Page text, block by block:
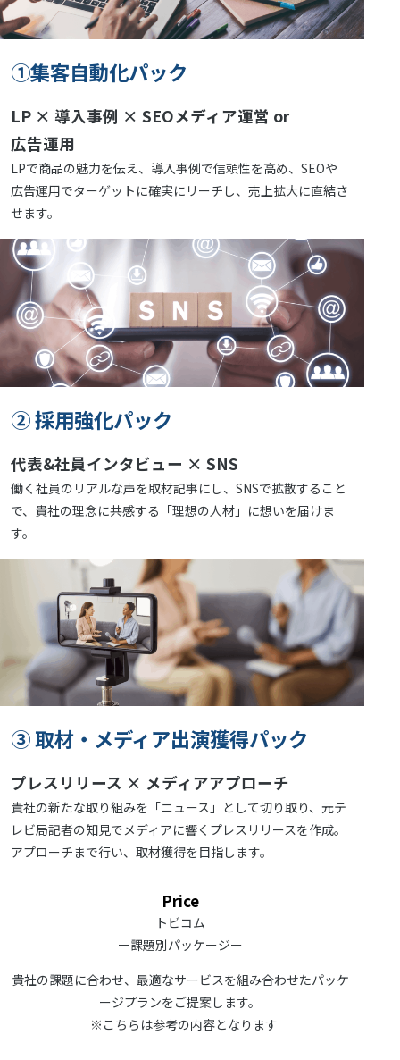
①集客自動化パック
LP × 導入事例 × SEOメディア運営 or
広告運用
LPで商品の魅力を伝え、導入事例で信頼性を高め、SEOや
広告運用でターゲットに確実にリーチし、売上拡大に直結さ
せます。
② 採用強化パック
代表&社員インタビュー × SNS
働く社員のリアルな声を取材記事にし、SNSで拡散すること
で、 貴社の理念に共感する「理想の人材」に想いを届けま
す。
③ 取材・メディア出演獲得パック
プレスリリース × メディアアプローチ
貴社の新たな取り組みを「ニュース」として切り取り、元テ
レビ局記者の知見でメディアに響くプレスリリースを作成。
アプローチまで行い、取材獲得を目指します。
Price
トビコム
ー課題別パッケージー
貴社の課題に合わせ、最適なサービスを組み合わせたパッケ
ージプランをご提案します。
※こちらは参考の内容となります